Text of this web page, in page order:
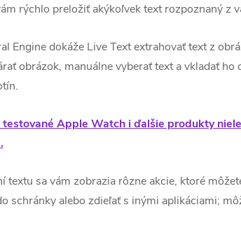
rýchlo preložiť akýkoľvek text rozpoznaný z
Engine dokáže Live Text extrahovať text z
obrázok, manuálne vyberať text a vkladať
testované Apple Watch i ďalšie produkty
textu sa vám zobrazia rôzne akcie, ktoré
schránky alebo zdieľať s inými aplikáciami;